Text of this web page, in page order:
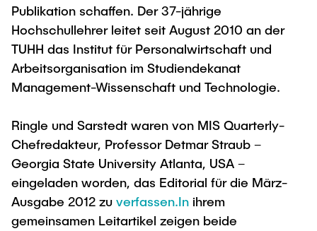
Institutes
Publikation schaffen. Der 37-jährige
Hochschullehrer leitet seit August 2010 an der
TUHH das Institut für Personalwirtschaft und
Arbeitsorganisation im Studiendekanat
Management-Wissenschaft und Technologie.
Ringle und Sarstedt waren von MIS Quarterly-
Chefredakteur, Professor Detmar Straub –
Georgia State University Atlanta, USA –
eingeladen worden, das Editorial für die März-
Ausgabe 2012 zu verfassen.In ihrem
gemeinsamen Leitartikel zeigen beide